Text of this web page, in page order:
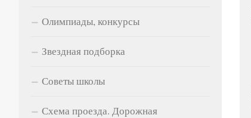
Олимпиады, конкурсы
Звездная подборка
Советы школы
Схема проезда. Дорожная